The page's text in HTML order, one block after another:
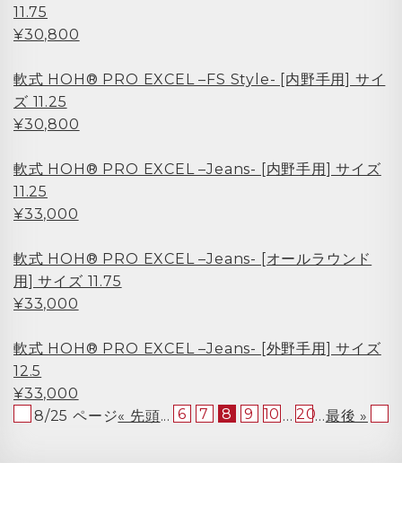
11.75
¥30,800
軟式 HOH® PRO EXCEL –FS Style- [内野手用] サイ
ズ 11.25
¥30,800
軟式 HOH® PRO EXCEL –Jeans- [内野手用] サイズ
11.25
¥33,000
軟式 HOH® PRO EXCEL –Jeans- [オールラウンド
用] サイズ 11.75
¥33,000
軟式 HOH® PRO EXCEL –Jeans- [外野手用] サイズ
12.5
¥33,000
8/25 ページ« 先頭... 6 7 8 9 10 ... 20...最後 »